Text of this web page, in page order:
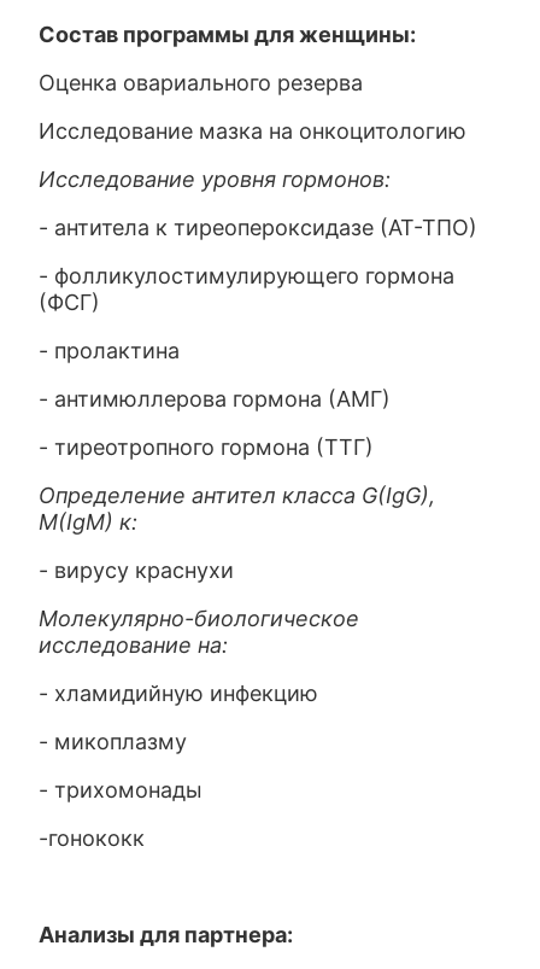
Состав программы для женщины:
Оценка овариального резерва
Исследование мазка на онкоцитологию
Исследование уровня гормонов:
- антитела к тиреопероксидазе (АТ-ТПО)
- фолликулостимулирующего гормона
(ФСГ)
- пролактина
- антимюллерова гормона (АМГ)
- тиреотропного гормона (ТТГ)
Определение антител класса G(IgG),
M(IgM) к:
- вирусу краснухи
Молекулярно-биологическое
исследование на:
- хламидийную инфекцию
- микоплазму
- трихомонады
-гонококк
Анализы для партнера: